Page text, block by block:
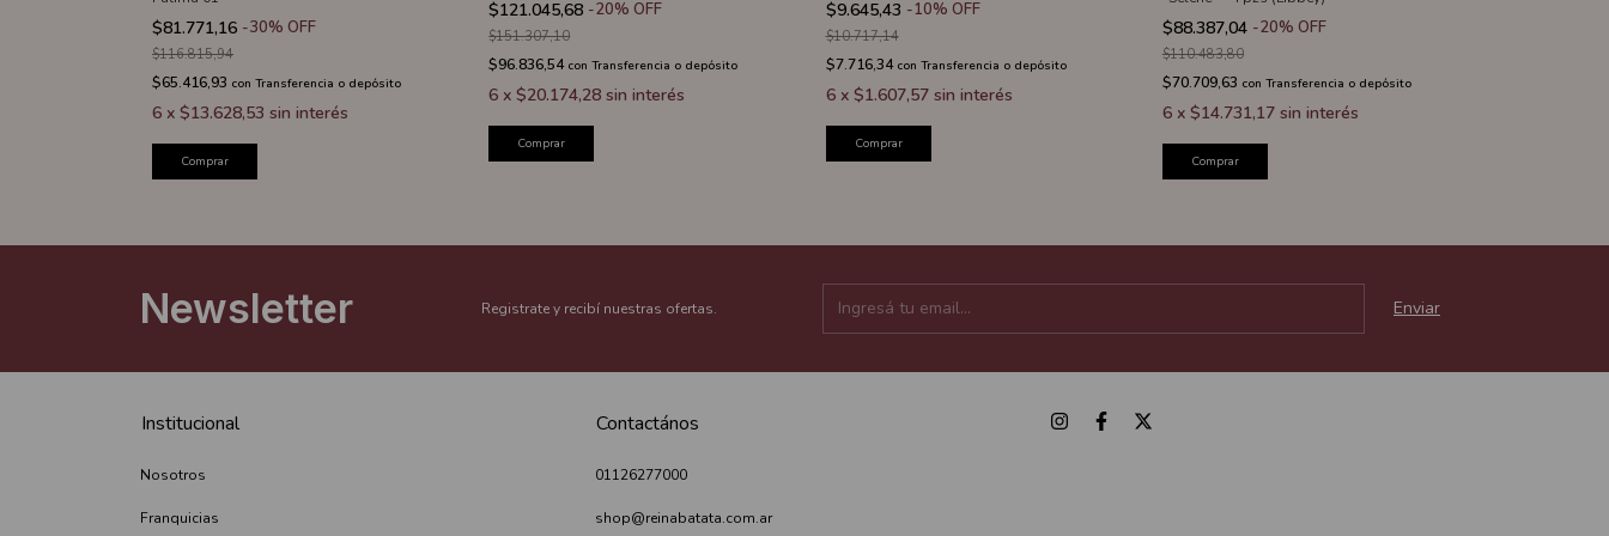
$81.771,16 -30% OFF
$116.815,94
$65.416,93 con Transferencia o depósito
6 x $13.628,53 sin interés
Comprar
$121.045,68 -20%OFF
$151.307,10
$96.836,54 con Transferencia o depósito
6 x$20.174,28 sin interés
Comprar
$9.645,43 -10% OFF
$10.717,14
$7.716,34 con Transferencia o depósito
6 x $1.607,57 sin interés
Comprar
$88.387,04 -20% OFF
$110.483,80
$70.709,63 con Transferencia o depósito
6 x $14.731,17 sin interés
Comprar
Newsletter Registrate y recibí nuestras ofertas.
Institucional
Nosotros
Franquicias
Contactános
01126277000
shop@reinabatata.com.ar